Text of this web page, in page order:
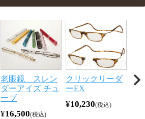
老眼鏡 スレン
ダーアイズ チュ
ーブ
¥16,500 税込
クリックリーダ
ーEX
¥10,230 税込
ク
ブ